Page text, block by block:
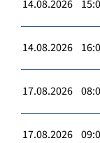
14.08.2026
14.08.2026
17.08.2026
17.08.2026